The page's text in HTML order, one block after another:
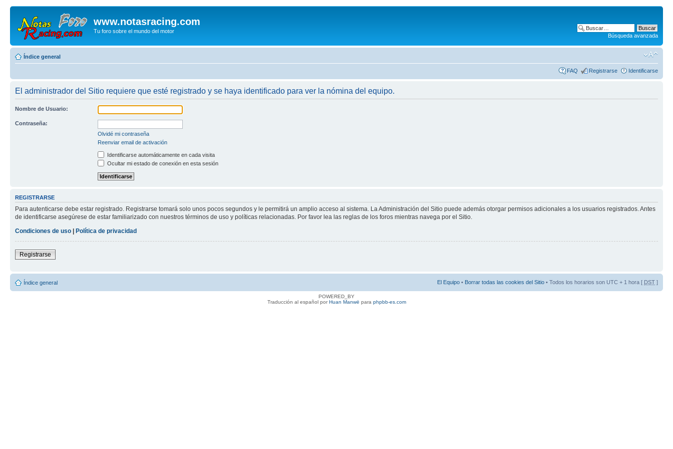
www.notasracing.com
Tu foro sobre el mundo del motor
Búsqueda avanzada
Índice general
FAQ Registrarse Identificarse
El administrador del Sitio requiere que esté registrado y se haya identificado para ver la nómina del equipo.
Nombre de Usuario:
Contraseña:
Olvidé mi contraseña
Reenviar email de activación
Identificarse automáticamente en cada visita
Ocultar mi estado de conexión en esta sesión
REGISTRARSE
Para autenticarse debe estar registrado. Registrarse tomará solo unos pocos segundos y le permitirá un amplio acceso al sistema. La Administración del Sitio puede además otorgar permisos adicionales a los usuarios registrados. Antes
de identificarse asegúrese de estar familiarizado con nuestros términos de uso y políticas relacionadas. Por favor lea las reglas de los foros mientras navega por el Sitio.
Condiciones de uso
Política de privacidad
Registrarse
Índice general El Equipo • Borrar todas las cookies del Sitio • Todos los horarios son UTC + 1 hora [ DST ]
POWERED_BY
Traducción al español porHuan Manwë para phpbb-es.com